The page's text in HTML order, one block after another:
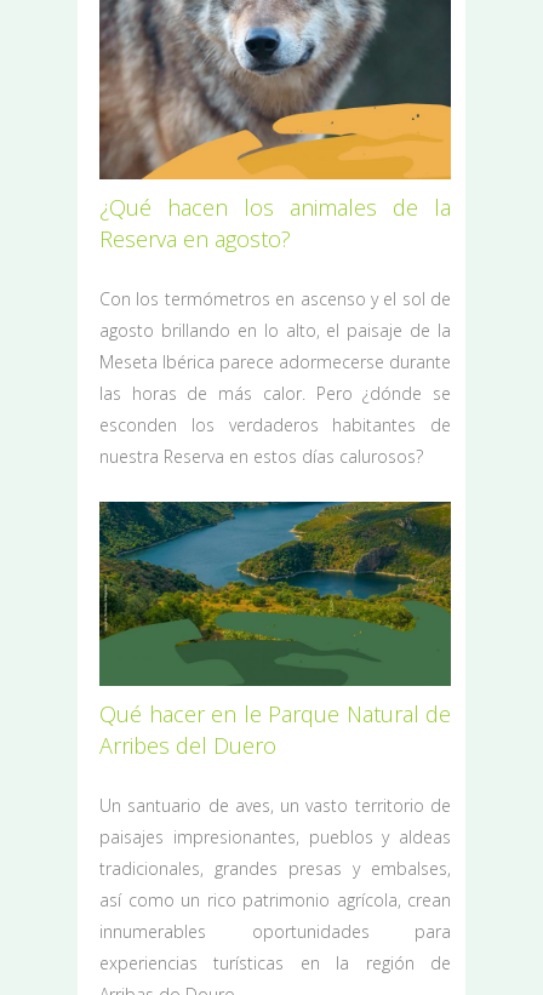
¿Qué hacen los animales de la
Reserva en agosto?
Con los termómetros en ascenso y el sol de
agosto brillando en lo alto, el paisaje de la
Meseta Ibérica parece adormecerse durante
las horas de más calor. Pero ¿dónde se
esconden los verdaderos habitantes de
nuestra Reserva en estos días calurosos?
Qué hacer en le Parque Natural de
Arribes del Duero
Un santuario de aves, un vasto territorio de
paisajes impresionantes, pueblos y aldeas
tradicionales, grandes presas y embalses,
así como un rico patrimonio agrícola, crean
innumerables oportunidades para
experiencias turísticas en la región de